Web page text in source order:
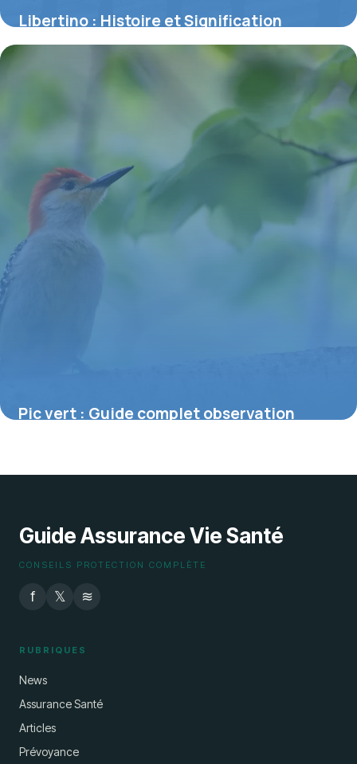
Libertino : Histoire et Signification
Complète
Pic vert : Guide complet observation
Guide Assurance Vie Santé
CONSEILS PROTECTION COMPLÈTE
f 𝕏 ≋
RUBRIQUES
News
Assurance Santé
Articles
Prévoyance